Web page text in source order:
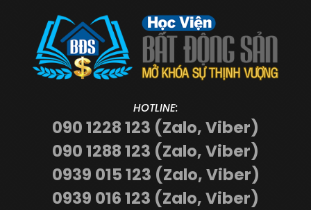
HOTLINE:
090 1228 123 (Zalo, Viber)
090 1288 123 (Zalo, Viber)
0939 015 123 (Zalo, Viber)
0939 016 123 (Zalo, Viber)